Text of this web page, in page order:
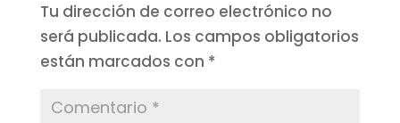
Tu dirección de correo electrónico no
será publicada. Los campos obligatorios
están marcados con *